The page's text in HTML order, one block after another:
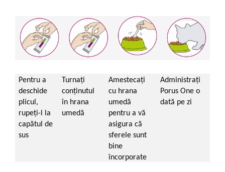
Pentru a
deschide
plicul,
rupeți-l la
capătul de
sus
Turnați
conținutul
în hrana
umedă
Amestecați
cu hrana
umedă
pentru a vă
asigura că
sferele sunt
bine
încorporate
Administrați
Porus One o
dată pe zi